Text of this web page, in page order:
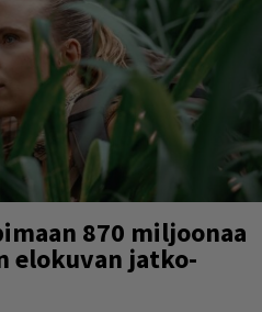
870 miljoonaa
elokuvan jatko-